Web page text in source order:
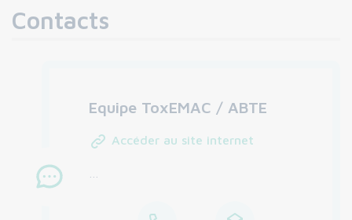
Contacts
Equipe ToxEMAC / ABTE
Accéder au site internet